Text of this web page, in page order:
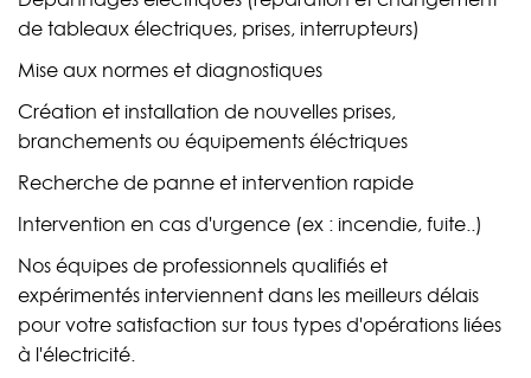
de tableaux électriques, prises, interrupteurs)
Mise aux normes et diagnostiques
Création et installation de nouvelles prises,
branchements ou équipements éléctriques
Recherche de panne et intervention rapide
Intervention en cas d'urgence (ex : incendie, fuite..)
Nos équipes de professionnels qualifiés et
expérimentés interviennent dans les meilleurs délais
pour votre satisfaction sur tous types d'opérations liées
à l'électricité.